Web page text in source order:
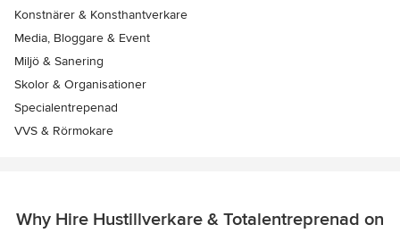
Konstnärer & Konsthantverkare
Media, Bloggare & Event
Miljö & Sanering
Skolor & Organisationer
Specialentrepenad
VVS & Rörmokare
Why Hire Hustillverkare & Totalentreprenad on